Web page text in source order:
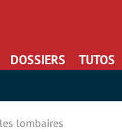
DOSSIERS TUTOS
lombaires